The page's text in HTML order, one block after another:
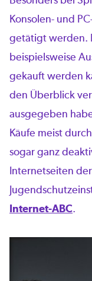
Konsolen- und
getätigt werden.
beispielsweise
gekauft werden
den Überblick
ausgegeben
Käufe meist
sogar ganz
Internetseiten
Internet-ABC.